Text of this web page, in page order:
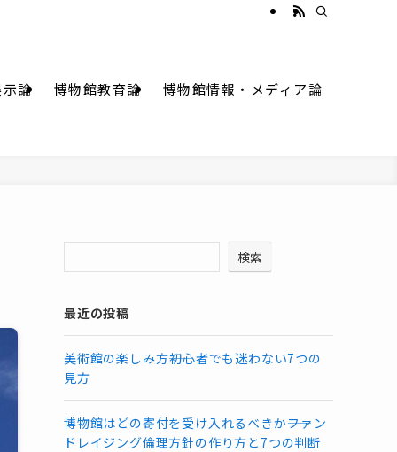
論 博物館教育論 博物館情報・メディア論
検索
最近の投稿
美術館の楽しみ方――初心者でも迷わない7つの
見方
博物館はどの寄付を受け入れるべきか――ファン
ドレイジング倫理方針の作り方と7つの判断